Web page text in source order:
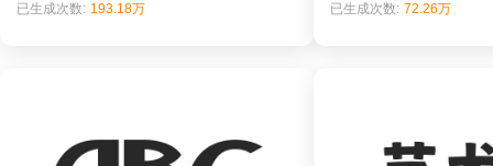
已生成次数: 193.18万 已生成次数: 72.26万